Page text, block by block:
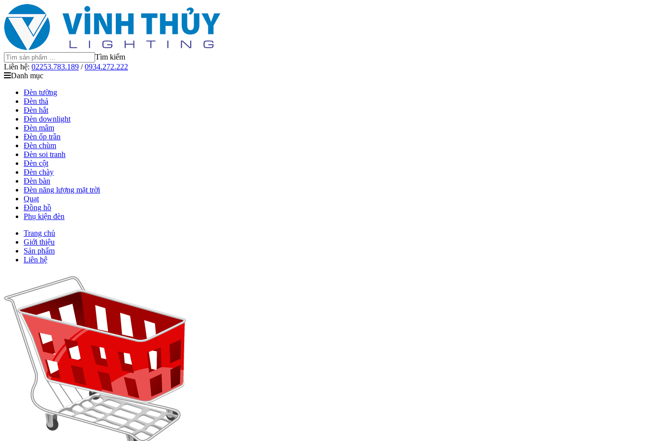
Tìm kiếm
Liên hệ: 02253.783.189 /0934.272.222
Danh mục
Đèn tường
Đèn thả
Đèn hắt
Đèn downlight
Đèn mâm
Đèn ốp trần
Đèn chùm
Đèn soi tranh
Đèn cột
Đèn chày
Đèn bàn
Đèn năng lượng mặt trời
Quạt
Đồng hồ
Phụ kiện đèn
Trang chủ
Giới thiệu
Sản phẩm
Liên hệ